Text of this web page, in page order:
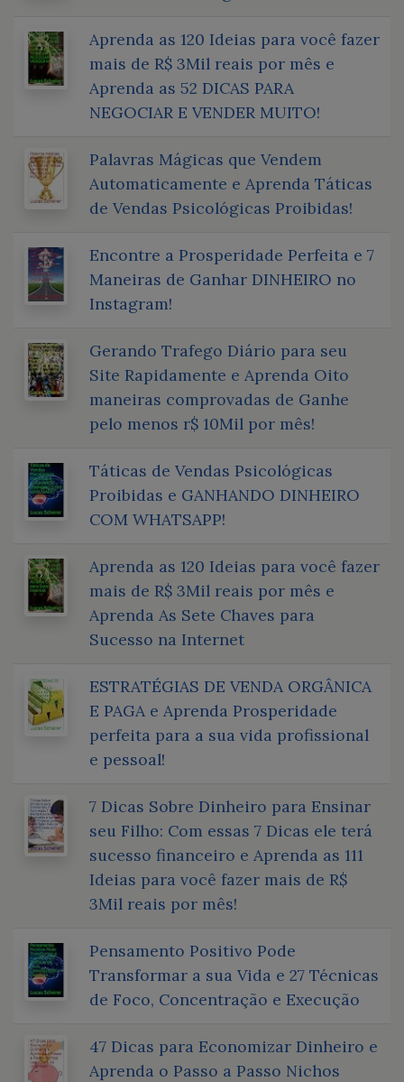
Aprenda as 120 Ideias para você fazer
mais de R$ 3Mil reais por mês e
Aprenda as 52 DICAS PARA
NEGOCIAR E VENDER MUITO!
Palavras Mágicas que Vendem
Automaticamente e Aprenda Táticas
de Vendas Psicológicas Proibidas!
Encontre a Prosperidade Perfeita e 7
Maneiras de Ganhar DINHEIRO no
Instagram!
Gerando Trafego Diário para seu
Site Rapidamente e Aprenda Oito
maneiras comprovadas de Ganhe
pelo menos r$ 10Mil por mês!
Táticas de Vendas Psicológicas
Proibidas e GANHANDO DINHEIRO
COM WHATSAPP!
Aprenda as 120 Ideias para você fazer
mais de R$ 3Mil reais por mês e
Aprenda As Sete Chaves para
Sucesso na Internet
ESTRATÉGIAS DE VENDA ORGÂNICA
E PAGA e Aprenda Prosperidade
perfeita para a sua vida profissional
e pessoal!
7 Dicas Sobre Dinheiro para Ensinar
seu Filho: Com essas 7 Dicas ele terá
sucesso financeiro e Aprenda as 111
Ideias para você fazer mais de R$
3Mil reais por mês!
Pensamento Positivo Pode
Transformar a sua Vida e 27 Técnicas
de Foco, Concentração e Execução
47 Dicas para Economizar Dinheiro e
Aprenda o Passo a Passo Nichos